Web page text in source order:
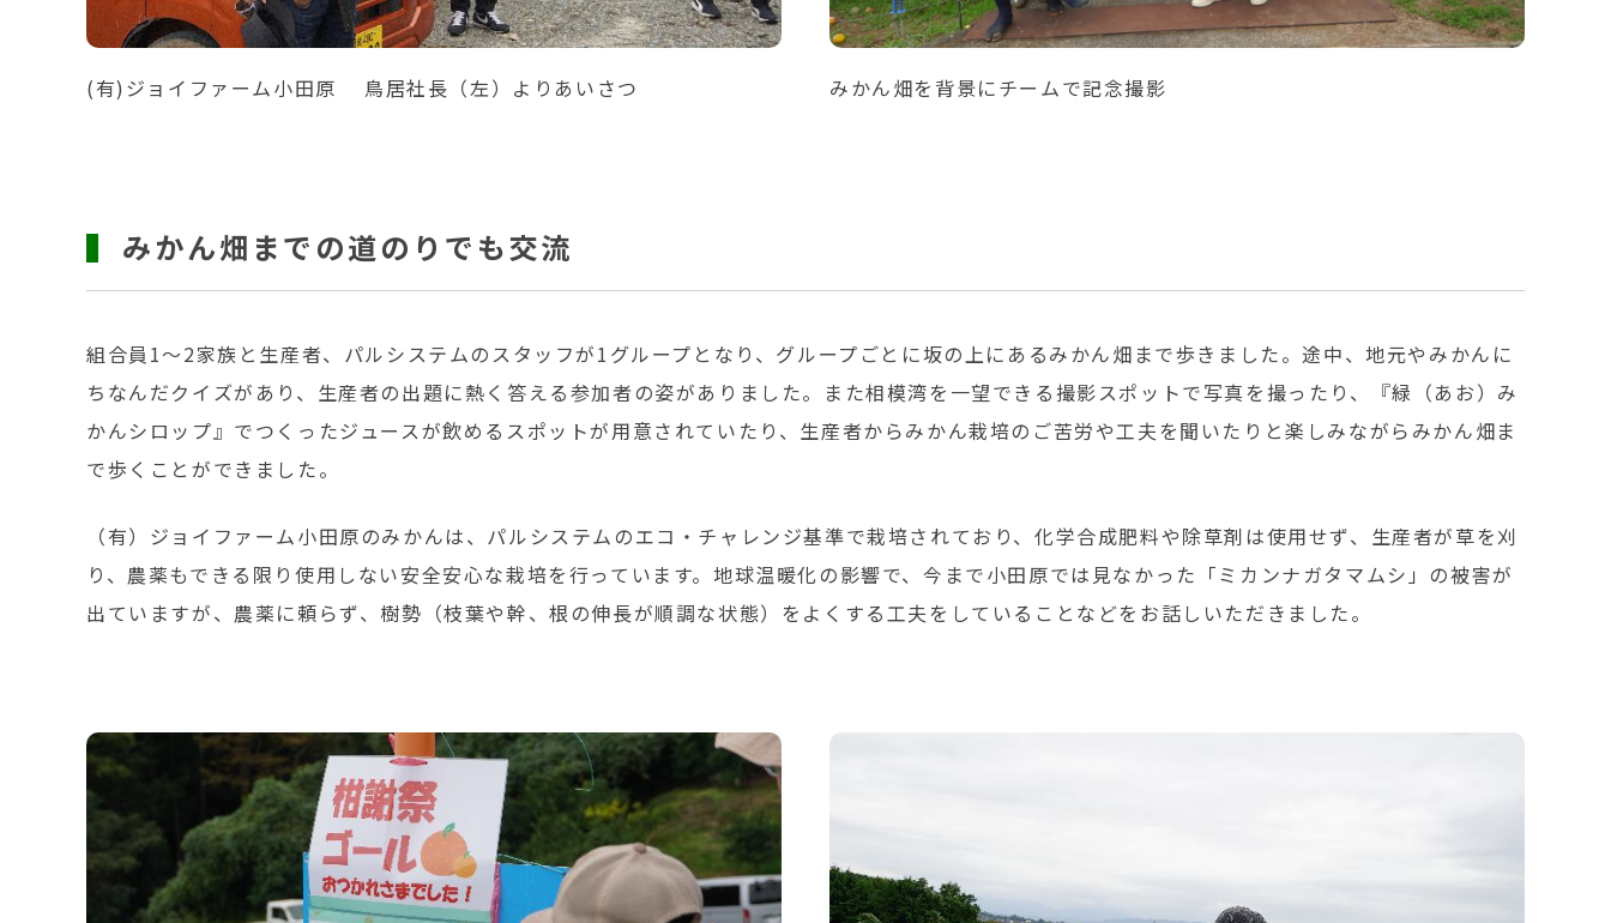
(有)ジョイファーム小田原 鳥居社長（左）よりあいさつ みかん畑を背景にチームで記念撮影
みかん畑までの道のりでも交流
組合員1～2家族と生産者、パルシステムのスタッフが1グループとなり、グループごとに坂の上にあるみかん畑まで歩きました。途中、地元やみかんに
ちなんだクイズがあり、生産者の出題に熱く答える参加者の姿がありました。また相模湾を一望できる撮影スポットで写真を撮ったり、『緑（あお）み
かんシロップ』でつくったジュースが飲めるスポットが用意されていたり、生産者からみかん栽培のご苦労や工夫を聞いたりと楽しみながらみかん畑ま
で歩くことができました。
（有）ジョイファーム小田原のみかんは、パルシステムのエコ・チャレンジ基準で栽培されており、化学合成肥料や除草剤は使用せず、生産者が草を刈
り、農薬もできる限り使用しない安全安心な栽培を行っています。地球温暖化の影響で、今まで小田原では見なかった「ミカンナガタマムシ」の被害が
出ていますが、農薬に頼らず、樹勢（枝葉や幹、根の伸長が順調な状態）をよくする工夫をしていることなどをお話しいただきました。